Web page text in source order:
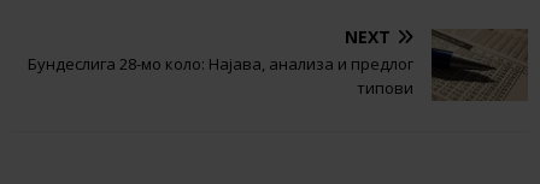
NEXT
Бундеслига 28-мо коло: Најава, анализа и предлог
типови